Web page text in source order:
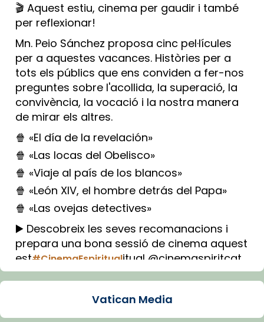
🎬 Aquest estiu, cinema per gaudir i també
per reflexionar!
Mn. Peio Sánchez proposa cinc pel·lícules
per a aquestes vacances. Històries per a
tots els públics que ens conviden a fer-nos
preguntes sobre l'acollida, la superació, la
convivència, la vocació i la nostra manera
de mirar els altres.
🍿 «El día de la revelación»
🍿 «Las locas del Obelisco»
🍿 «Viaje al país de los blancos»
🍿 «León XIV, el hombre detrás del Papa»
🍿 «Las ovejas detectives»
▶️ Descobreix les seves recomanacions i
prepara una bona sessió de cinema aquest
est#CinemaEspiritualitual @cinemaspiritcat
Imatge: Generada amb IA (OpenAI)
Vatican Media